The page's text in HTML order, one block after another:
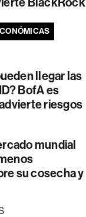
llegar las
BofA es
riesgos
mundial
su cosecha y